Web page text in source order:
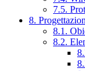
7.5.
8.
8.1.
8.2.